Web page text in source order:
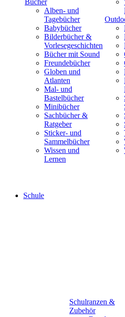
Alben- und
Tagebücher
Babybücher
Bilderbücher &
Vorlesegeschichten
Bücher mit Sound
Freundebücher
Globen und
Atlanten
Mal- und
Bastelbücher
Minibücher
Sachbücher &
Ratgeber
Sticker- und
Sammelbücher
Wissen und
Lernen
Schule
Schulranzen &
Zubehör